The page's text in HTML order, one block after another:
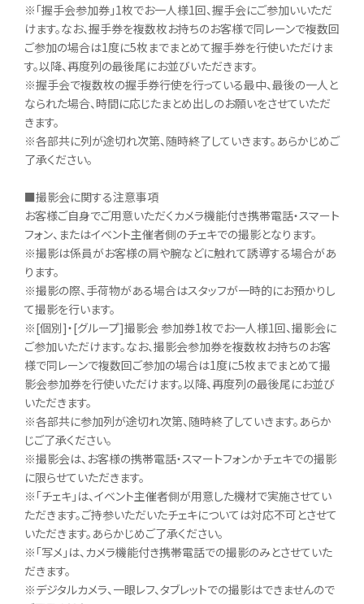
※「握手会参加券」1枚でお一人様1回、握手会にご参加いいただ
けます。なお、握手券を複数枚お持ちのお客様で同レーンで複数回
ご参加の場合は1度に5枚までまとめて握手券を行使いただけま
す。以降、再度列の最後尾にお並びいただきます。
※握手会で複数枚の握手券行使を行っている最中、最後の一人と
なられた場合、時間に応じたまとめ出しのお願いをさせていただ
きます。
※各部共に列が途切れ次第、随時終了していきます。あらかじめご
了承ください。
■撮影会に関する注意事項
お客様ご自身でご用意いただくカメラ機能付き携帯電話・スマート
フォン、またはイベント主催者側のチェキでの撮影となります。
※撮影は係員がお客様の肩や腕などに触れて誘導する場合があ
ります。
※撮影の際、手荷物がある場合はスタッフが一時的にお預かりし
て撮影を行います。
※[個別]・[グループ]撮影会 参加券1枚でお一人様1回、撮影会に
ご参加いただけます。なお、撮影会参加券を複数枚お持ちのお客
様で同レーンで複数回ご参加の場合は1度に5枚までまとめて撮
影会参加券を行使いただけます。以降、再度列の最後尾にお並び
いただきます。
※各部共に参加列が途切れ次第、随時終了していきます。あらか
じご了承ください。
※撮影会は、お客様の携帯電話・スマートフォンかチェキでの撮影
に限らせていただきます。
※「チェキ」は、イベント主催者側が用意した機材で実施させてい
ただきます。ご持参いただいたチェキについては対応不可とさせて
いただきます。あらかじめご了承ください。
※「写メ」は、カメラ機能付き携帯電話での撮影のみとさせていた
だきます。
※デジタルカメラ、一眼レフ、タブレットでの撮影はできませんので